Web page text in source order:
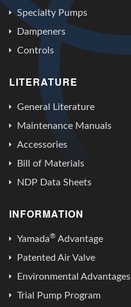
Specialty Pumps
Dampeners
Controls
LITERATURE
General Literature
Maintenance Manuals
Accessories
Bill of Materials
NDP Data Sheets
INFORMATION
Yamada® Advantage
Patented Air Valve
Environmental Advantages
Trial Pump Program